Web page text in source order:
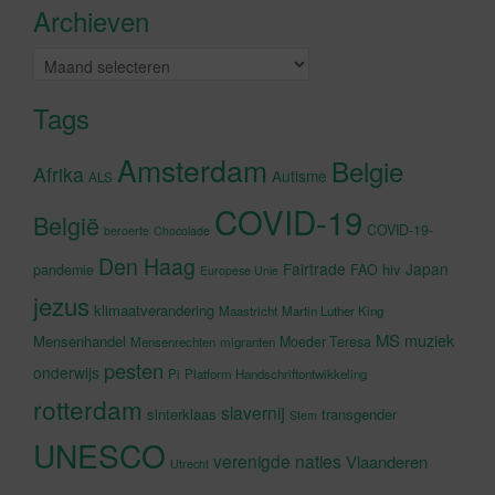
Archieven
Archieven
Tags
Afrika ALS Amsterdam Autisme Belgie
België beroerte Chocolade COVID-19 COVID-19-
pandemie Den Haag Europese Unie Fairtrade FAO hiv Japan
jezus klimaatverandering Maastricht Martin Luther King
Mensenhandel Mensenrechten migranten Moeder Teresa MS muziek
onderwijs pesten Pi Platform Handschriftontwikkeling
rotterdam sinterklaas slavernij Stem transgender
UNESCO Utrecht verenigde naties Vlaanderen